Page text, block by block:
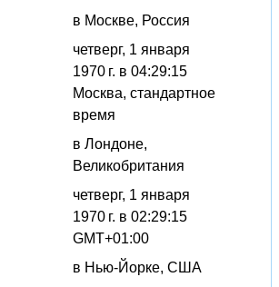
в Москве, Россия
четверг, 1 января
1970 г. в 04:29:15
Москва, стандартное
время
в Лондоне,
Великобритания
четверг, 1 января
1970 г. в 02:29:15
GMT+01:00
в Нью-Йорке, США